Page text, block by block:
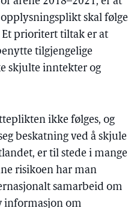
skal følge
Et prioritert tiltak er at
tilgjengelige
skjulte inntekter og
ikke følges, og
beskatning ved å skjule
er til stede i mange
risikoen har man
samarbeid om
informasjon om